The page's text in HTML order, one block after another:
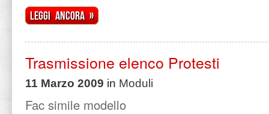
Leggi ancora »
Trasmissione elenco Protesti
11 Marzo 2009 in Moduli
Fac simile modello